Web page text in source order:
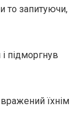
то запитуючи,
підморгнув
їхнім